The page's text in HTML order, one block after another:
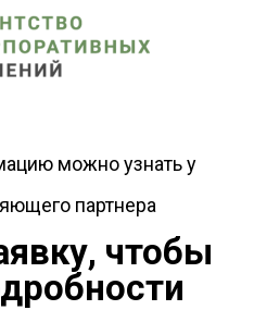
можно узнать у
партнера
чтобы